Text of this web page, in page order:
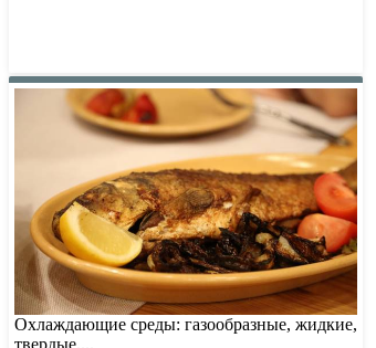
Охлаждающие среды: газообразные, жидкие,
твердые,...